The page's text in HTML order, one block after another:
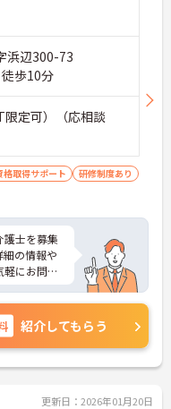
浜辺300-73
歩10分
定可）（応相談
格取得サポート
研修制度あり
護士を募集
細の情報や
にお問い
紹介してもらう
更新日：2026年01月20日